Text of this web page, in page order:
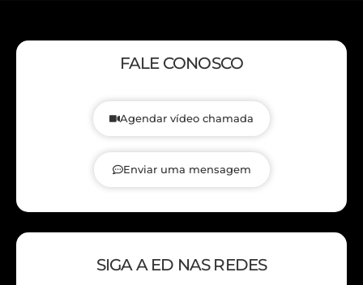
FALE CONOSCO
Agendar vídeo chamada
Enviar uma mensagem
SIGA A ED NAS REDES